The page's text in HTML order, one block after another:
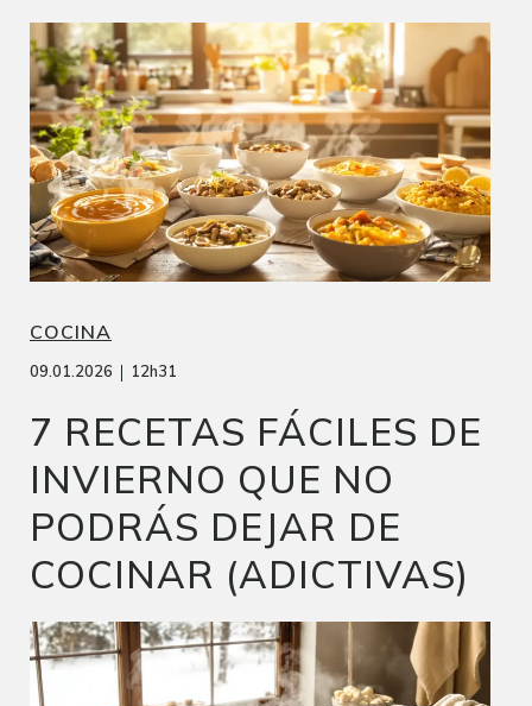
COCINA
09.01.2026 | 12h31
7 RECETAS FÁCILES DE
INVIERNO QUE NO
PODRÁS DEJAR DE
COCINAR (ADICTIVAS)